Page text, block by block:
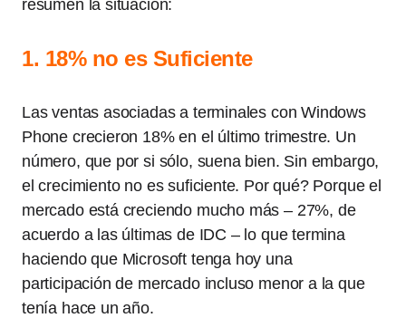
resumen la situación:
1. 18% no es Suficiente
Las ventas asociadas a terminales con Windows
Phone crecieron 18% en el último trimestre. Un
número, que por si sólo, suena bien. Sin embargo,
el crecimiento no es suficiente. Por qué? Porque el
mercado está creciendo mucho más – 27%, de
acuerdo a las últimas de IDC – lo que termina
haciendo que Microsoft tenga hoy una
participación de mercado incluso menor a la que
tenía hace un año.